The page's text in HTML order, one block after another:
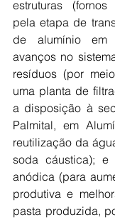
estruturas
pela etapa de
de alumínio em
avanços no
resíduos (por
uma planta de
a disposição à
Palmital, em
reutilização da
soda cáustica);
anódica (para
produtiva e
pasta produzida,